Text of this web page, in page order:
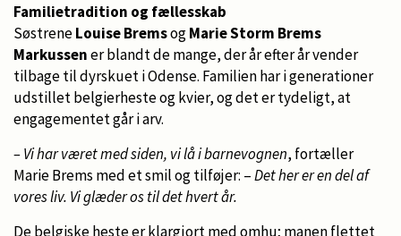
Familietradition og fællesskab
SøstreneLouise BremsogMarie Storm Brems
Markussener blandt de mange, der år efter år vender
tilbage til dyrskuet i Odense. Familien har i generationer
udstillet belgierheste og kvier, og det er tydeligt, at
engagementet går i arv.
– Vi har været med siden, vi lå i barnevognen, fortæller
Marie Brems med et smil og tilføjer: –Det her er en del af
vores liv. Vi glæder os til det hvert år.
De belgiske heste er klargjort med omhu; manen flettet